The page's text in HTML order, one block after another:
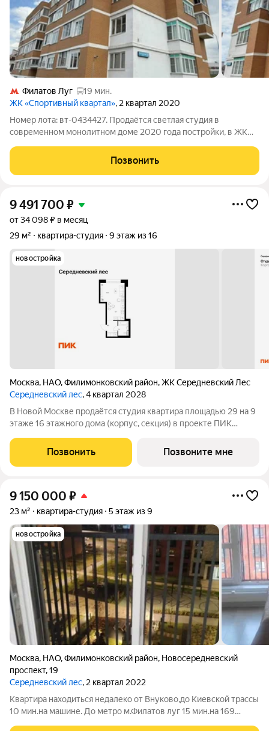
Филатов Луг
19 мин.
ЖК «Спортивный квартал», 2 квартал 2020
Номер лота: вт-0434427. Продаётся светлая студия в
современном монолитном доме 2020 года постройки, в ЖК
Новой Москвы. Квартира расположена на 4-м этаже из 4, что
обеспечивает спокойствие и
Позвонить
9 491 700 ₽
от 34 098 ₽ в месяц
29 м²
квартира-студия 9 этаж из 16
новостройка
Москва, НАО,Филимонковский район,ЖК Середневский Лес
Середневский лес, 4 квартал 2028
В Новой Москве продаётся студия квартира площадью 29 на 9
этаже 16 этажного дома (корпус, секция) в проекте ПИК
автомобиле до станций метро «Аэропорт Внуково» и
«Филатов луг». 18 минут на машине
Позвонить Позвоните мне
9 150 000 ₽
23 м² квартира-студия 5 этаж из 9
новостройка
Москва, НАО,Филимонковский район, Новосередневский
проспект,19
Середневский лес, 2 квартал 2022
Квартира находиться недалеко от Внуково,до Киевской трассы
10 мин.на машине. До метро м.Филатов луг 15 мин.на 169